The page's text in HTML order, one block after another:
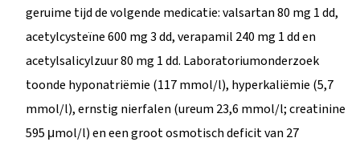
geruime tijd de volgende medicatie: valsartan 80 mg 1 dd,
acetylcysteïne 600 mg 3 dd, verapamil 240 mg 1 dd en
acetylsalicylzuur 80 mg 1 dd. Laboratoriumonderzoek
toonde hyponatriëmie (117 mmol/l), hyperkaliëmie (5,7
mmol/l), ernstig nierfalen (ureum 23,6 mmol/l; creatinine
595 μmol/l) en een groot osmotisch deficit van 27